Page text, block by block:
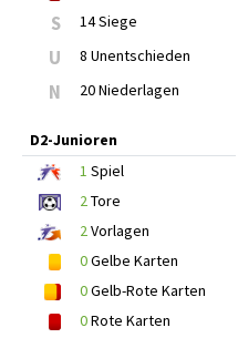
S 14 Siege
U 8 Unentschieden
N 20 Niederlagen
D2-Junioren
1 Spiel
2Tore
2Vorlagen
0Gelbe Karten
0Gelb-Rote Karten
0Rote Karten